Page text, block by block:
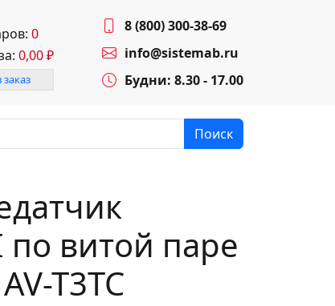
0
0,00₽
8 (800) 300-38-69
info@sistemab.ru
Будни: 8.30 - 17.00
Поиск
по витой паре
T3TC